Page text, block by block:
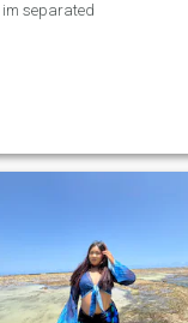
im separated